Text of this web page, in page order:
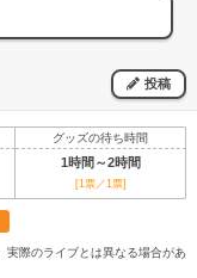
投稿
グッズの待ち時間
1時間～2時間
[1票／1票]
際のライブとは異なる場合があ